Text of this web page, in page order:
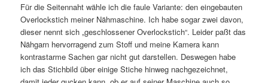
Für die Seitennaht wähle ich die faule Variante: den eingebauten
Overlockstich meiner Nähmaschine. Ich habe sogar zwei davon,
dieser nennt sich „geschlossener Overlockstich“. Leider paßt das
Nähgarn hervorragend zum Stoff und meine Kamera kann
kontrastarme Sachen gar nicht gut darstellen. Deswegen habe
ich das Stichbild über einige Stiche hinweg nachgezeichnet,